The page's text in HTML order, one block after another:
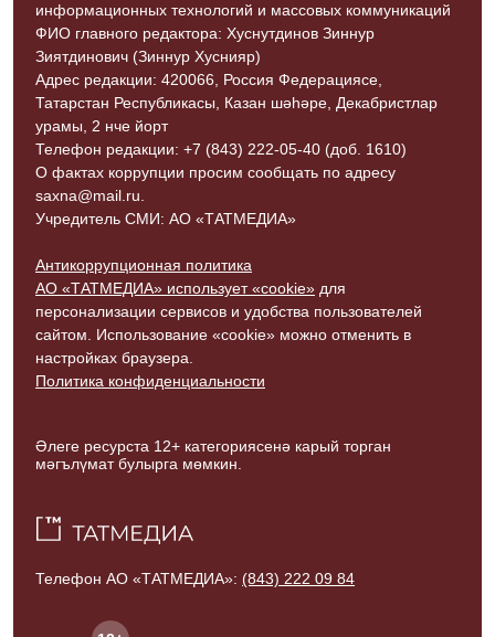
информационных технологий и массовых коммуникаций
ФИО главного редактора: Хуснутдинов Зиннур
Зиятдинович (Зиннур Хуснияр)
Адрес редакции: 420066, Россия Федерациясе,
Татарстан Республикасы, Казан шәһәре, Декабристлар
урамы, 2 нче йорт
Телефон редакции: +7 (843) 222-05-40 (доб. 1610)
О фактах коррупции просим сообщать по адресу
saxna@mail.ru.
Учредитель СМИ: АО «ТАТМЕДИА»
Антикоррупционная политика
АО «ТАТМЕДИА» использует «cookie» для
персонализации сервисов и удобства пользователей
сайтом. Использование «cookie» можно отменить в
настройках браузера.
Политика конфиденциальности
Әлеге ресурста 12+ категориясенә карый торган
мәгълүмат булырга мөмкин.
Телефон АО «ТАТМЕДИА»: (843) 222 09 84